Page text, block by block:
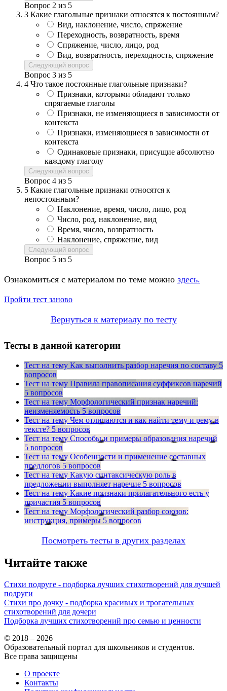
Вопрос 2 из 5
3 Какие глагольные признаки относятся к постоянным?
Вид, наклонение, число, спряжение
Переходность, возвратность, время
Спряжение, число, лицо, род
Вид, возвратность, переходность, спряжение
Следующий вопрос
Вопрос 3 из 5
4 Что такое постоянные глагольные признаки?
Признаки, которыми обладают только
спрягаемые глаголы
Признаки, не изменяющиеся в зависимости от
контекста
Признаки, изменяющиеся в зависимости от
контекста
Одинаковые признаки, присущие абсолютно
каждому глаголу
Следующий вопрос
Вопрос 4 из 5
5 Какие глагольные признаки относятся к
непостоянным?
Наклонение, время, число, лицо, род
Число, род, наклонение, вид
Время, число, возвратность
Наклонение, спряжение, вид
Следующий вопрос
Вопрос 5 из 5
Ознакомиться с материалом по теме можно здесь.
Пройти тест заново
Вернуться к материалу по тесту
Тесты в данной категории
Тест на тему Как выполнить разбор наречия по составу 5
вопросов
Тест на тему Правила правописания суффиксов наречий
5 вопросов
Тест на тему Морфологический признак наречий:
неизменяемость 5 вопросов
Тест на тему Чем отличаются и как найти тему и рему в
тексте? 5 вопросов
Тест на тему Способы и примеры образования наречий
5 вопросов
Тест на тему Особенности и применение составных
предлогов 5 вопросов
Тест на тему Какую синтаксическую роль в
предложении выполняет наречие 5 вопросов
Тест на тему Какие признаки прилагательного есть у
причастия 5 вопросов
Тест на тему Морфологический разбор союзов:
инструкция, примеры 5 вопросов
Посмотреть тесты в других разделах
Читайте также
Стихи подруге - подборка лучших стихотворений для лучшей
подруги
Стихи про дочку - подборка красивых и трогательных
стихотворений для дочери
Подборка лучших стихотворений про семью и ценности
© 2018 – 2026
Образовательный портал для школьников и студентов.
Все права защищены
О проекте
Контакты